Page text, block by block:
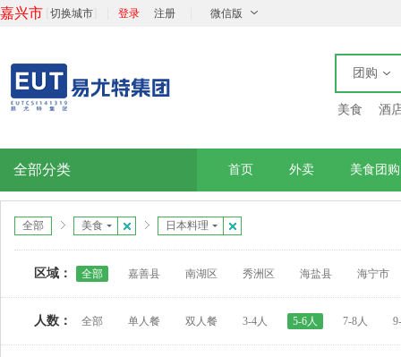
嘉兴市 切换城市 登录 注册 微信版
团购
美食 酒
全部分类 首页 外卖 美食团购
全部 美食 日本料理
区域： 全部 嘉善县 南湖区 秀洲区 海盐县 海宁市
人数： 全部 单人餐 双人餐 3-4人 5-6人 7-8人